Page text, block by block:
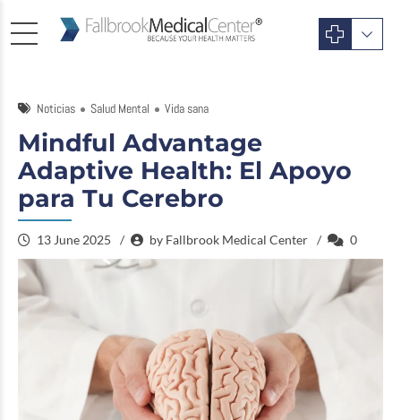
Noticias Salud Mental Vida sana
Mindful Advantage
Adaptive Health: El Apoyo
para Tu Cerebro
13 June 2025 by Fallbrook Medical Center 0